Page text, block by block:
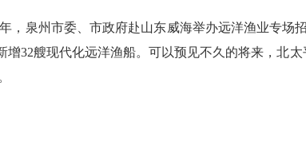
泉州市委、市政府赴山东威海举办远洋渔业专场
32艘现代化远洋渔船。可以预见不久的将来，北